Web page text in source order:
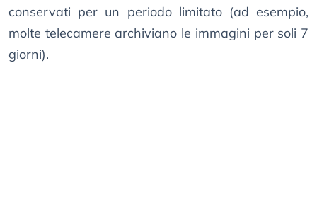
conservati per un periodo limitato (ad esempio,
molte telecamere archiviano le immagini per soli 7
giorni).